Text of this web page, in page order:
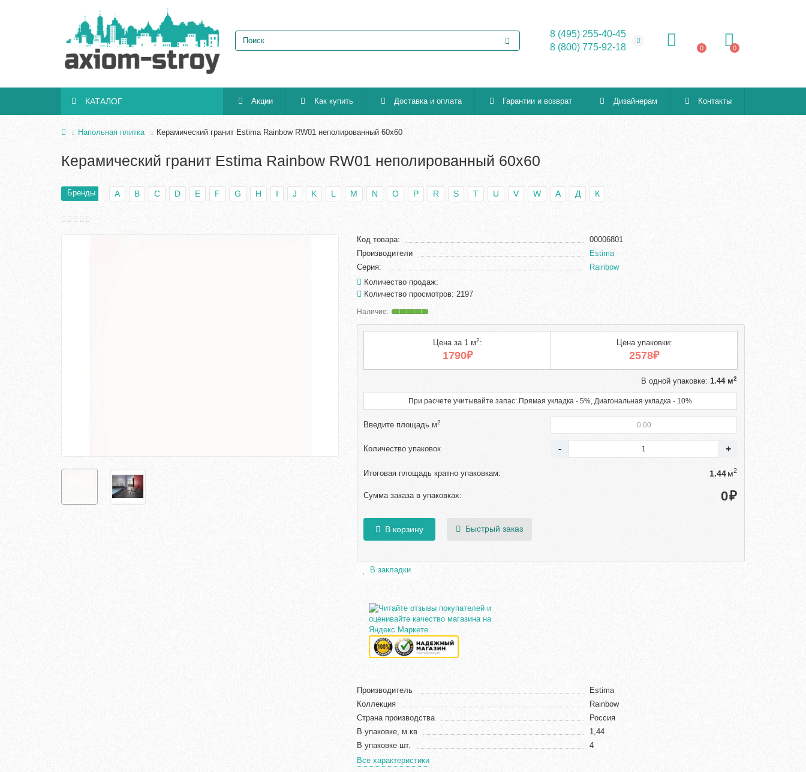
8 (495) 255-40-45
8 (800) 775-92-18
0 0
КАТАЛОГ Акции Как купить Доставка и оплата Гарантии и возврат Дизайнерам Контакты
Напольная плитка Керамический гранит Estima Rainbow RW01 неполированный 60х60
Керамический гранит Estima Rainbow RW01 неполированный 60х60
Бренды A B C D E F G H I J K L M N O P R S T U V W А Д К
Код товара:
00006801
Производители
Estima
Серия:
Rainbow
Количество продаж:
Количество просмотров: 2197
Цена за 1 м2:
1790₽
Цена упаковки:
2578₽
В одной упаковке:1.44 м2
При расчете учитывайте запас: Прямая укладка - 5%, Диагональная укладка - 10%
Введите площадь м2
Количество упаковок
Итоговая площадь кратно упаковкам: м2
Сумма заказа в упаковках: ₽
В корзину Быстрый заказ
В закладки
Производитель
Estima
Коллекция
Rainbow
Страна производства
Россия
В упаковке, м.кв
1,44
В упаковке шт.
4
Все характеристики